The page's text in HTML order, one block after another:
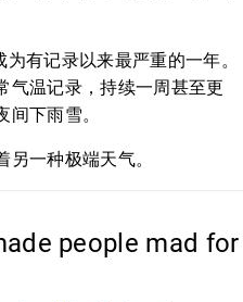
有记录以来最严重的一年。
气温记录，持续一周甚至更
下雨雪。
一种极端天气。
people mad for